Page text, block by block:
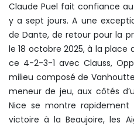
Claude Puel fait confiance
y a sept jours. A une
de Dante, de retour pour la
le 18 octobre 2025, à la place
ce 4-2-3-1 avec Clauss,
milieu composé de
meneur de jeu, aux côtés
Nice se montre
victoire à la Beaujoire, les